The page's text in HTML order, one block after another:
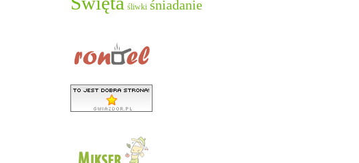
śliwki śniadanie